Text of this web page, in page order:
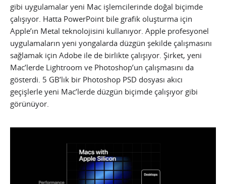
gibi uygulamalar yeni Mac işlemcilerinde doğal biçimde
çalışıyor. Hatta PowerPoint bile grafik oluşturma için
Apple’ın Metal teknolojisini kullanıyor. Apple profesyonel
uygulamaların yeni yongalarda düzgün şekilde çalışmasını
sağlamak için Adobe ile de birlikte çalışıyor. Şirket, yeni
Mac’lerde Lightroom ve Photoshop’un çalışmasını da
gösterdi. 5 GB’lık bir Photoshop PSD dosyası akıcı
geçişlerle yeni Mac’lerde düzgün biçimde çalışıyor gibi
görünüyor.